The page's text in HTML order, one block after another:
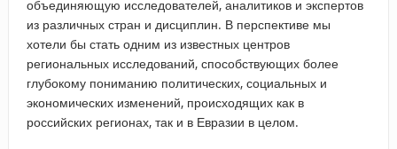
объединяющую исследователей, аналитиков и экспертов
из различных стран и дисциплин. В перспективе мы
хотели бы стать одним из известных центров
региональных исследований, способствующих более
глубокому пониманию политических, социальных и
экономических изменений, происходящих как в
российских регионах, так и в Евразии в целом.